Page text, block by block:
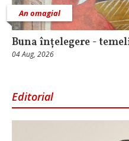
An omagial
Buna înțelegere -
04 Aug, 2026
Editorial